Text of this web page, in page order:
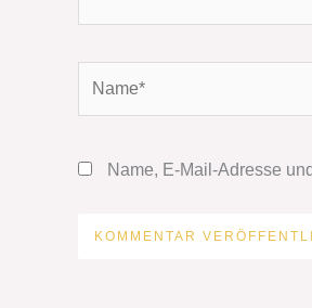
Name, E-Mail-Adresse